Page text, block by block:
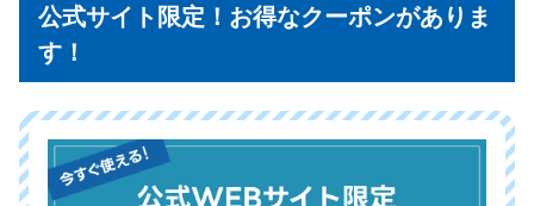
公式サイト限定！お得なクーポンがありま
す！